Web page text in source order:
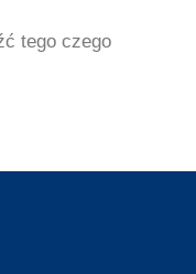
tego czego